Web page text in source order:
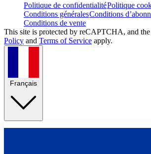
Politique de confidentialitéPolitique
Conditions généralesConditions
Conditions de vente
This site is protected by reCAPTCHA, and
Policy and Terms of Service apply.
Français